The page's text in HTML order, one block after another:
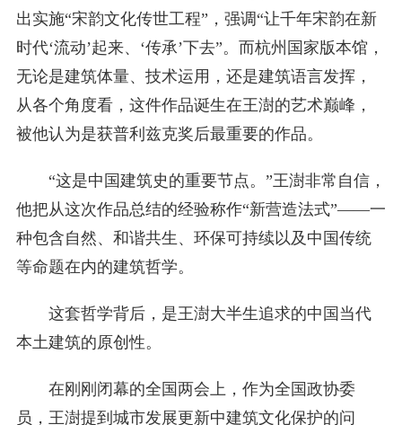
出实施“宋韵文化传世工程”，强调“让千年宋韵在新
时代‘流动’起来、‘传承’下去”。而杭州国家版本馆，
无论是建筑体量、技术运用，还是建筑语言发挥，
从各个角度看，这件作品诞生在王澍的艺术巅峰，
被他认为是获普利兹克奖后最重要的作品。
“这是中国建筑史的重要节点。”王澍非常自信，
他把从这次作品总结的经验称作“新营造法式”——一
种包含自然、和谐共生、环保可持续以及中国传统
等命题在内的建筑哲学。
这套哲学背后，是王澍大半生追求的中国当代
本土建筑的原创性。
在刚刚闭幕的全国两会上，作为全国政协委
员，王澍提到城市发展更新中建筑文化保护的问